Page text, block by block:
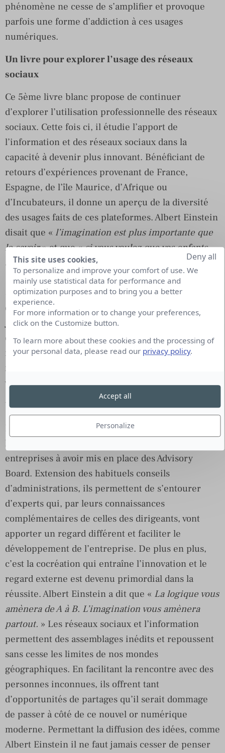
phénomène ne cesse de s’amplifier et provoque
parfois une forme d’addiction à ces usages
numériques.
Un livre pour explorer l’usage des réseaux
sociaux
Ce 5ème livre blanc propose de continuer
d’explorer l’utilisation professionnelle des réseaux
sociaux. Cette fois ci, il étudie l’apport de
l’information et des réseaux sociaux dans la
capacité à devenir plus innovant. Bénéficiant de
retours d’expériences provenant de France,
Espagne, de l’île Maurice, d’Afrique ou
d’Incubateurs, il donne un aperçu de la diversité
des usages faits de ces plateformes. Albert Einstein
disait que « l’imagination est plus importante que
le savoir» et que «si vous voulez que vos enfants
soient intelligents, lisez leur des contes de fées. Si
vous voulez qu’ils soient très intelligents, lisez leur
encore plus de contes de fées.» ! Ce livre permet
de saisir des opportunités de rencontres variées.
Jamais sans l’usage des réseaux sociaux il n’aurait
été possible de tisser les liens ayant permis sa
réalisation. Il montre ainsi l’importance des
rapports humains qui se créent dans cet univers
virtuel.
Un livre pour donner des idées
Dans la nouvelle économie, et en particulier dans
l’univers des start-up, nombreuses sont les
entreprises à avoir mis en place des Advisory
Board. Extension des habituels conseils
d’administrations, ils permettent de s’entourer
d’experts qui, par leurs connaissances
complémentaires de celles des dirigeants, vont
apporter un regard différent et faciliter le
développement de l’entreprise. De plus en plus,
c’est la cocréation qui entraîne l’innovation et le
regard externe est devenu primordial dans la
réussite. Albert Einstein a dit que « La logique vous
amènera de A à B. L’imagination vous amènera
partout. » Les réseaux sociaux et l’information
permettent des assemblages inédits et repoussent
sans cesse les limites de nos mondes
géographiques. En facilitant la rencontre avec des
personnes inconnues, ils offrent tant
d’opportunités de partages qu’il serait dommage
de passer à côté de ce nouvel or numérique
moderne. Permettant la diffusion des idées, comme
Albert Einstein il ne faut jamais cesser de penser
This site uses cookies,
To personalize and improve your comfort of use. We
mainly use statistical data for performance and
optimization purposes and to bring you a better
experience.
For more information or to change your preferences,
click on the Customize button.
To learn more about these cookies and the processing of
your personal data, please read our privacy policy.
Personalize
Deny all
Accept all